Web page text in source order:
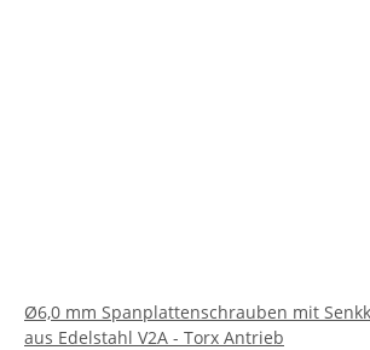
Ø6,0 mm Spanplattenschrauben mit
aus Edelstahl V2A - Torx Antrieb